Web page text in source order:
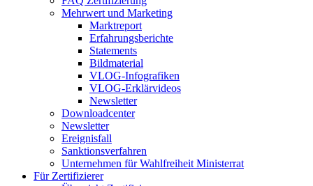
Mehrwert und Marketing
Marktreport
Erfahrungsberichte
Statements
Bildmaterial
VLOG-Infografiken
VLOG-Erklärvideos
Newsletter
Downloadcenter
Newsletter
Ereignisfall
Sanktionsverfahren
Unternehmen für Wahlfreiheit Ministerrat
Für Zertifizierer